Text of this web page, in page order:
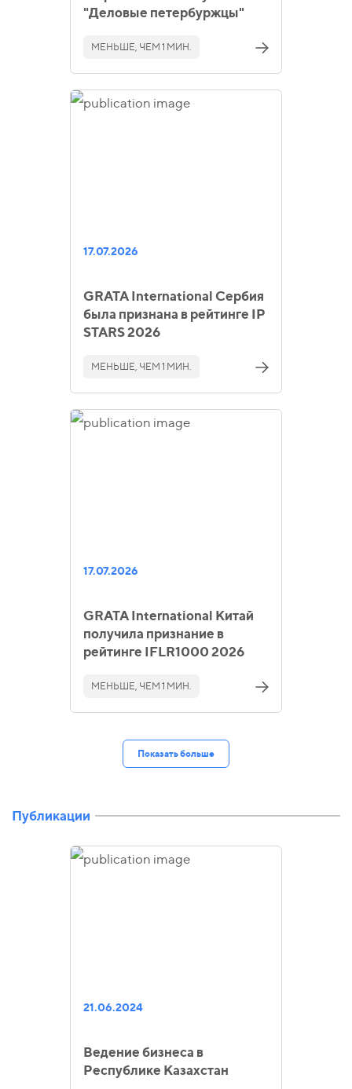
"Деловые петербуржцы"
МЕНЬШЕ, ЧЕМ 1 МИН.
17.07.2026
GRATA International Сербия
была признана в рейтинге IP
STARS 2026
МЕНЬШЕ, ЧЕМ 1 МИН.
17.07.2026
GRATA International Китай
получила признание в
рейтинге IFLR1000 2026
МЕНЬШЕ, ЧЕМ 1 МИН.
Показать больше
Публикации
21.06.2024
Ведение бизнеса в
Республике Казахстан